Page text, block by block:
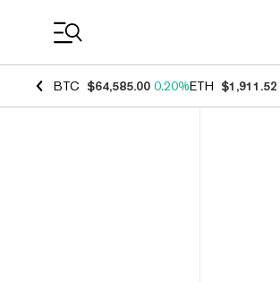
BTC $64,585.00 0.20%ETH $1,911.52